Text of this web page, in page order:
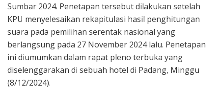
Sumbar 2024. Penetapan tersebut dilakukan setelah
KPU menyelesaikan rekapitulasi hasil penghitungan
suara pada pemilihan serentak nasional yang
berlangsung pada 27 November 2024 lalu. Penetapan
ini diumumkan dalam rapat pleno terbuka yang
diselenggarakan di sebuah hotel di Padang, Minggu
(8/12/2024).